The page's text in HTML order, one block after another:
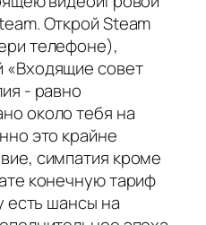
Открой Steam
телефоне),
«Входящие совет
- равно
около тебя на
это крайне
симпатия кроме
конечную тариф
есть шансы на